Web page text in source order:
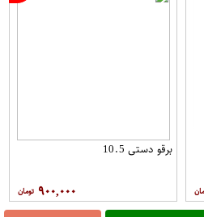
برقو دستی 10.5
۹۰۰,۰۰۰